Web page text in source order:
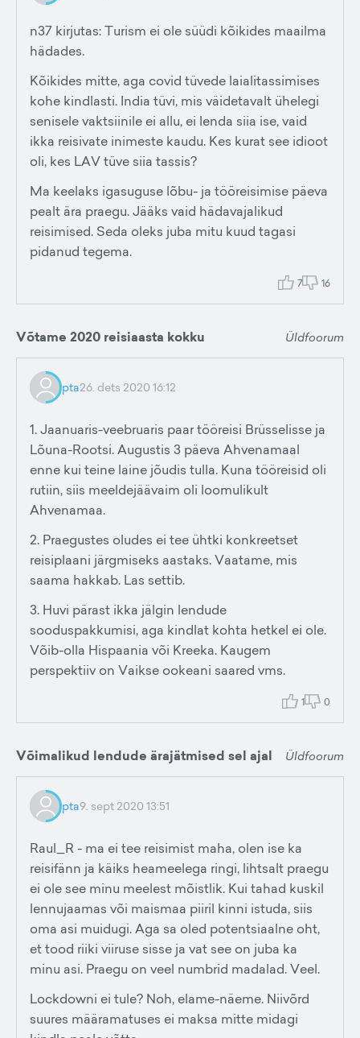
n37 kirjutas: Turism ei ole süüdi kõikides maailma
hädades.
Kõikides mitte, aga covid tüvede laialitassimises
kohe kindlasti. India tüvi, mis väidetavalt ühelegi
senisele vaktsiinile ei allu, ei lenda siia ise, vaid
ikka reisivate inimeste kaudu. Kes kurat see idioot
oli, kes LAV tüve siia tassis?
Ma keelaks igasuguse lõbu- ja tööreisimise päeva
pealt ära praegu. Jääks vaid hädavajalikud
reisimised. Seda oleks juba mitu kuud tagasi
pidanud tegema.
7 16
Võtame 2020 reisiaasta kokku Üldfoorum
pta26. dets 2020 16:12
1. Jaanuaris-veebruaris paar tööreisi Brüsselisse ja
Lõuna-Rootsi. Augustis 3 päeva Ahvenamaal
enne kui teine laine jõudis tulla. Kuna tööreisid oli
rutiin, siis meeldejäävaim oli loomulikult
Ahvenamaa.
2. Praegustes oludes ei tee ühtki konkreetset
reisiplaani järgmiseks aastaks. Vaatame, mis
saama hakkab. Las settib.
3. Huvi pärast ikka jälgin lendude
sooduspakkumisi, aga kindlat kohta hetkel ei ole.
Võib-olla Hispaania või Kreeka. Kaugem
perspektiiv on Vaikse ookeani saared vms.
1 0
Võimalikud lendude ärajätmised sel ajal Üldfoorum
pta9. sept 2020 13:51
Raul_R - ma ei tee reisimist maha, olen ise ka
reisifänn ja käiks heameelega ringi, lihtsalt praegu
ei ole see minu meelest mõistlik. Kui tahad kuskil
lennujaamas või maismaa piiril kinni istuda, siis
oma asi muidugi. Aga sa oled potentsiaalne oht,
et tood riiki viiruse sisse ja vat see on juba ka
minu asi. Praegu on veel numbrid madalad. Veel.
Lockdowni ei tule? Noh, elame-näeme. Niivõrd
suures määramatuses ei maksa mitte midagi